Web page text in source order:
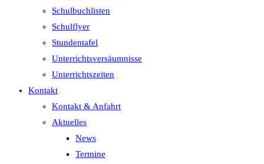
Schulbuchlisten
Schulflyer
Stundentafel
Unterrichtsversäumnisse
Unterrichtszeiten
Kontakt
Kontakt & Anfahrt
Aktuelles
News
Termine